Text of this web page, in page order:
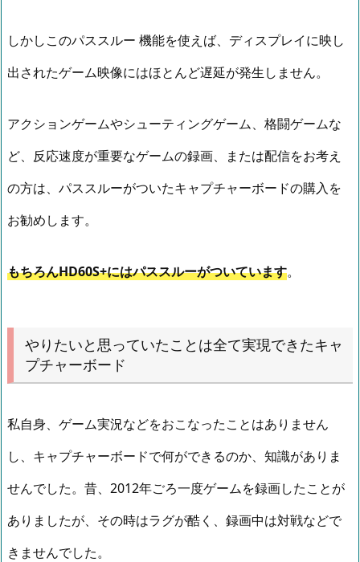
しかしこのパススルー 機能を使えば、ディスプレイに映し
出されたゲーム映像にはほとんど遅延が発生しません。
アクションゲームやシューティングゲーム、格闘ゲームな
ど、反応速度が重要なゲームの録画、または配信をお考え
の方は、パススルーがついたキャプチャーボードの購入を
お勧めします。
もちろんHD60S+にはパススルーがついています。
やりたいと思っていたことは全て実現できたキャ
プチャーボード
私自身、ゲーム実況などをおこなったことはありません
し、キャプチャーボードで何ができるのか、知識がありま
せんでした。昔、2012年ごろ一度ゲームを録画したことが
ありましたが、その時はラグが酷く、録画中は対戦などで
きませんでした。